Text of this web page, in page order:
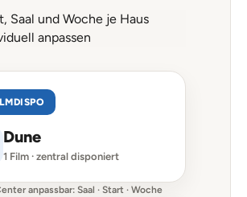
Saal und Woche je Haus
anpassen
Dune
1 Film · zentral disponiert
anpassbar: Saal · Start · Woche